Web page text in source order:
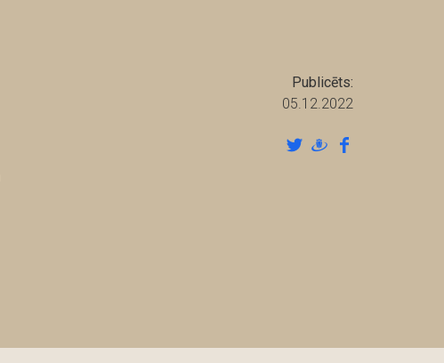
Publicēts:
05.12.2022